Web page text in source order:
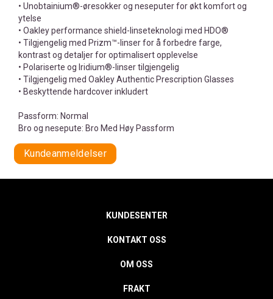
• Unobtainium®-øresokker og neseputer for økt komfort og
ytelse
• Oakley performance shield-linseteknologi med HDO®
• Tilgjengelig med Prizm™-linser for å forbedre farge,
kontrast og detaljer for optimalisert opplevelse
• Polariserte og Iridium®-linser tilgjengelig
• Tilgjengelig med Oakley Authentic Prescription Glasses
• Beskyttende hardcover inkludert
Passform: Normal
Bro og nesepute: Bro Med Høy Passform
Kundeanmeldelser
KUNDESENTER
KONTAKT OSS
OM OSS
FRAKT